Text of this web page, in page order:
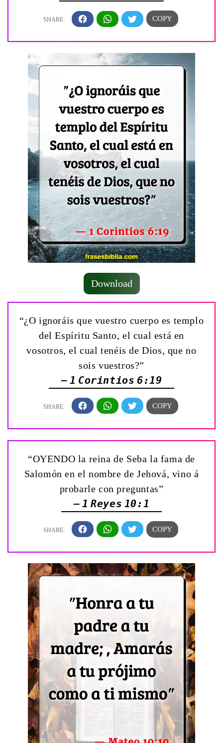
Download
“¿O ignoráis que vuestro cuerpo es templo
del Espíritu Santo, el cual está en
vosotros, el cual tenéis de Dios, que no
sois vuestros?”
— 1 Corintios 6:19
“OYENDO la reina de Seba la fama de
Salomón en el nombre de Jehová, vino á
probarle con preguntas”
— 1 Reyes 10:1